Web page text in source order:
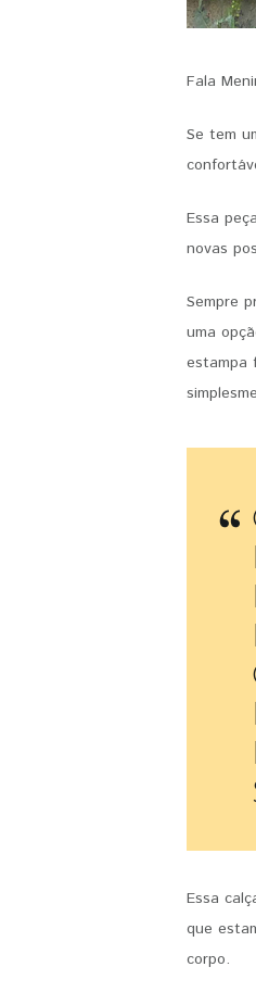
Fala
Se tem
Essa
novas
Sempre
uma
estampa
Essa
que
corpo.